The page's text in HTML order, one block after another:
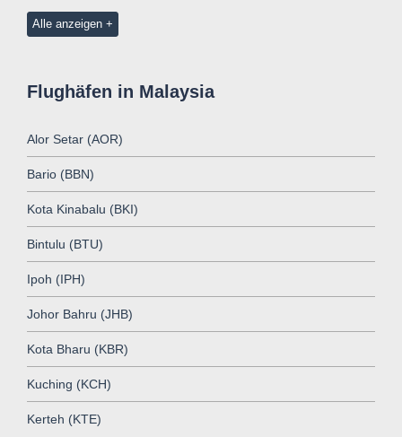
Alle anzeigen
Flughäfen in Malaysia
Alor Setar (AOR)
Bario (BBN)
Kota Kinabalu (BKI)
Bintulu (BTU)
Ipoh (IPH)
Johor Bahru (JHB)
Kota Bharu (KBR)
Kuching (KCH)
Kerteh (KTE)